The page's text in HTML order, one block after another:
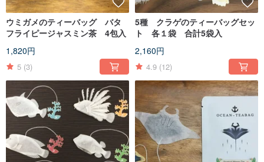
ウミガメのティーバッグ バタ
フライピージャスミン茶 4包入
1,820円
5 (3)
5種 クラゲのティーバッグセッ
ト 各１袋 合計5袋入
2,160円
4.9 (12)